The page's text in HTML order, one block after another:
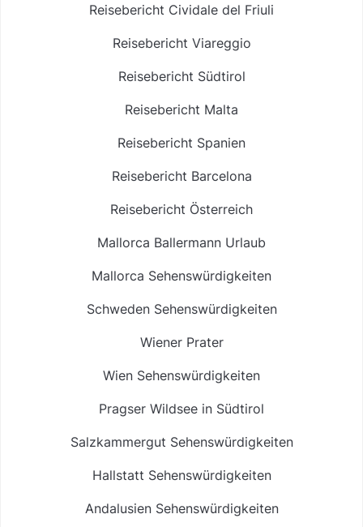
Reisebericht Cividale del Friuli
Reisebericht Viareggio
Reisebericht Südtirol
Reisebericht Malta
Reisebericht Spanien
Reisebericht Barcelona
Reisebericht Österreich
Mallorca Ballermann Urlaub
Mallorca Sehenswürdigkeiten
Schweden Sehenswürdigkeiten
Wiener Prater
Wien Sehenswürdigkeiten
Pragser Wildsee in Südtirol
Salzkammergut Sehenswürdigkeiten
Hallstatt Sehenswürdigkeiten
Andalusien Sehenswürdigkeiten